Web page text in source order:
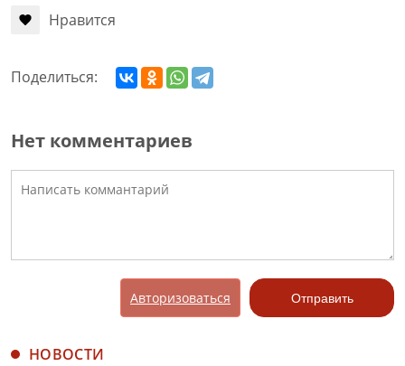
Нравится
Поделиться:
Нет комментариев
Авторизоваться Отправить
НОВОСТИ